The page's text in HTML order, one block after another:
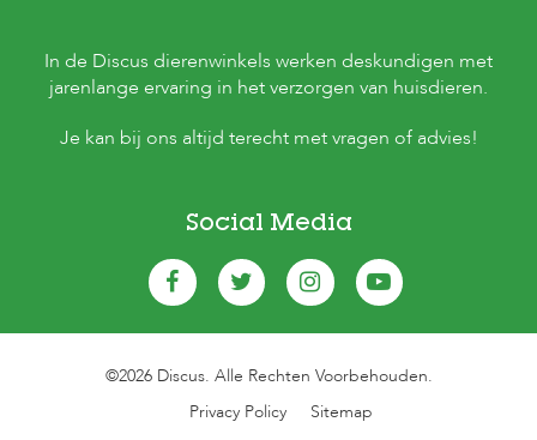
In de Discus dierenwinkels werken deskundigen met
jarenlange ervaring in het verzorgen van huisdieren.
Je kan bij ons altijd terecht met vragen of advies!
Social Media
©2026 Discus. Alle Rechten Voorbehouden.
Privacy Policy
Sitemap